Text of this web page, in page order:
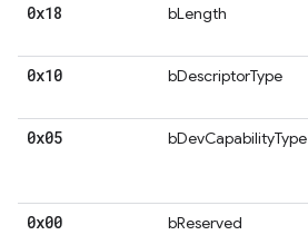
0x18 bLength
0x10 bDescriptorType
0x05 bDevCapabilityType
0x00 bReserved